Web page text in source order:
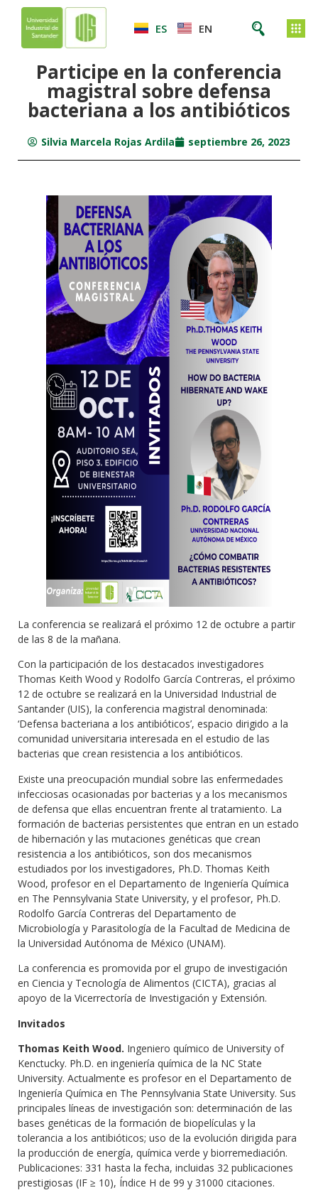
ES EN
Participe en la conferencia
magistral sobre defensa
bacteriana a los antibióticos
Silvia Marcela Rojas Ardila septiembre 26, 2023
La conferencia se realizará el próximo 12 de octubre a partir
de las 8 de la mañana.
Con la participación de los destacados investigadores
Thomas Keith Wood y Rodolfo García Contreras, el próximo
12 de octubre se realizará en la Universidad Industrial de
Santander (UIS), la conferencia magistral denominada:
‘Defensa bacteriana a los antibióticos’, espacio dirigido a la
comunidad universitaria interesada en el estudio de las
bacterias que crean resistencia a los antibióticos.
Existe una preocupación mundial sobre las enfermedades
infecciosas ocasionadas por bacterias y a los mecanismos
de defensa que ellas encuentran frente al tratamiento. La
formación de bacterias persistentes que entran en un estado
de hibernación y las mutaciones genéticas que crean
resistencia a los antibióticos, son dos mecanismos
estudiados por los investigadores, Ph.D. Thomas Keith
Wood, profesor en el Departamento de Ingeniería Química
en The Pennsylvania State University, y el profesor, Ph.D.
Rodolfo García Contreras del Departamento de
Microbiología y Parasitología de la Facultad de Medicina de
la Universidad Autónoma de México (UNAM).
La conferencia es promovida por el grupo de investigación
en Ciencia y Tecnología de Alimentos (CICTA), gracias al
apoyo de la Vicerrectoría de Investigación y Extensión.
Invitados
Thomas Keith Wood. Ingeniero químico de University of
Kenctucky. Ph.D. en ingeniería química de la NC State
University. Actualmente es profesor en el Departamento de
Ingeniería Química en The Pennsylvania State University. Sus
principales líneas de investigación son: determinación de las
bases genéticas de la formación de biopelículas y la
tolerancia a los antibióticos; uso de la evolución dirigida para
la producción de energía, química verde y biorremediación.
Publicaciones: 331 hasta la fecha, incluidas 32 publicaciones
prestigiosas (IF ≥ 10), Índice H de 99 y 31000 citaciones.